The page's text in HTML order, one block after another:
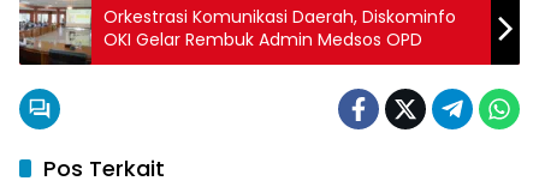
Orkestrasi Komunikasi Daerah, Diskominfo
OKI Gelar Rembuk Admin Medsos OPD
Pos Terkait